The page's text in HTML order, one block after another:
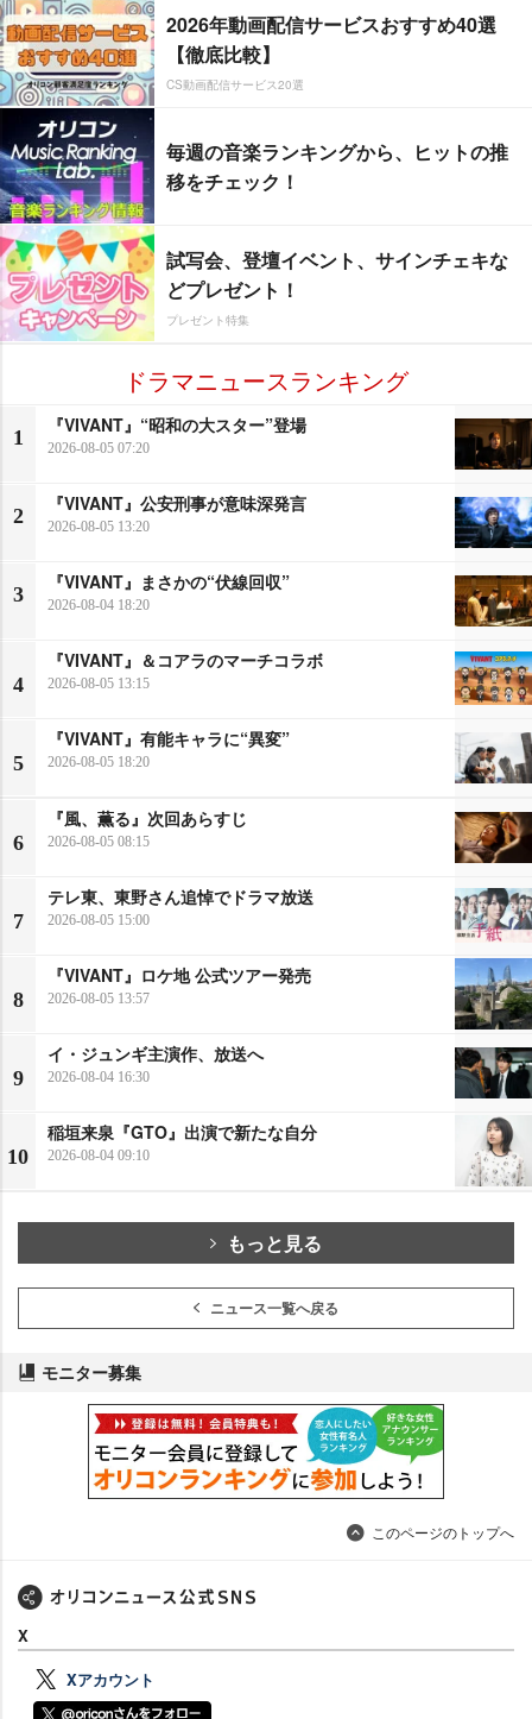
2026年動画配信サービスおすすめ40選
【徹底比較】
CS動画配信サービス20選
毎週の音楽ランキングから、ヒットの推
移をチェック！
試写会、登壇イベント、サインチェキな
どプレゼント！
プレゼント特集
ドラマニュースランキング
1
『VIVANT』“昭和の大スター”登場
2026-08-05 07:20
2
『VIVANT』公安刑事が意味深発言
2026-08-05 13:20
3
『VIVANT』まさかの“伏線回収”
2026-08-04 18:20
4
『VIVANT』＆コアラのマーチコラボ
2026-08-05 13:15
5
『VIVANT』有能キャラに“異変”
2026-08-05 18:20
6
『風、薫る』次回あらすじ
2026-08-05 08:15
7
テレ東、東野さん追悼でドラマ放送
2026-08-05 15:00
8
『VIVANT』ロケ地 公式ツアー発売
2026-08-05 13:57
9
イ・ジュンギ主演作、放送へ
2026-08-04 16:30
10
稲垣来泉『GTO』出演で新たな自分
2026-08-04 09:10
もっと見る
ニュース一覧へ戻る
モニター募集
このページのトップへ
X
Xアカウント